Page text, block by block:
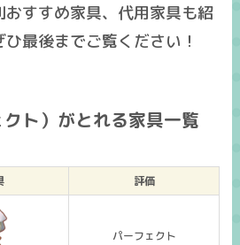
おすすめ家具、 代用家具も紹
最後までご覧ください！
ト）がとれる家具一覧
評価
パーフェクト